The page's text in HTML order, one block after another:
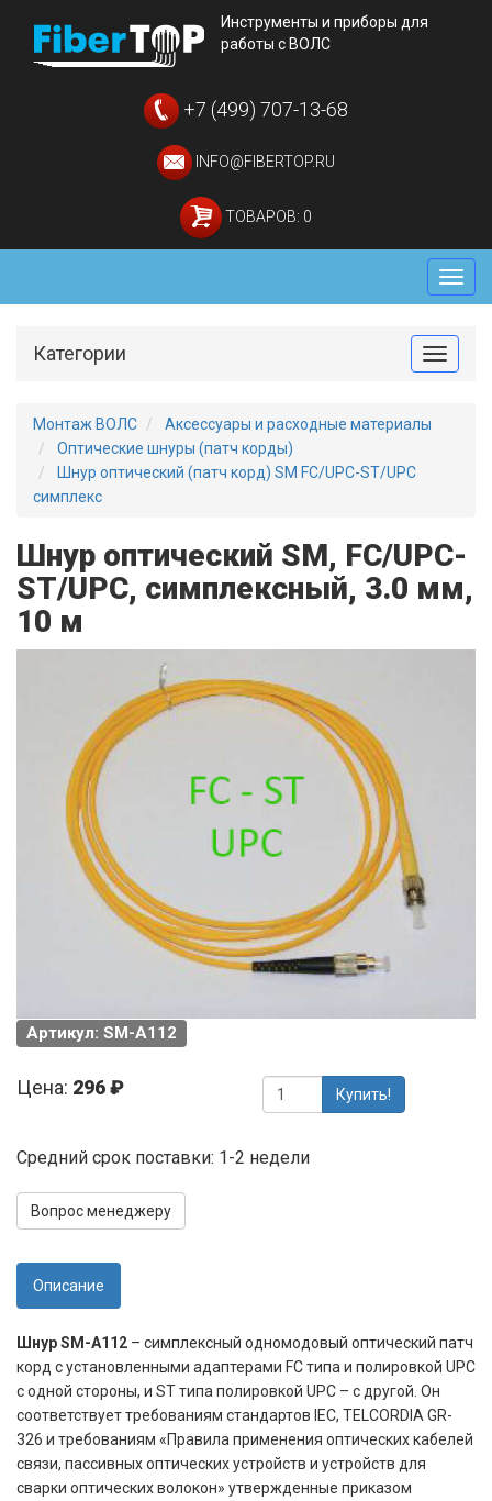
Инструменты и приборы для
работы с ВОЛС
+7 (499) 707-13-68
INFO@FIBERTOP.RU
ТОВАРОВ: 0
Меню
Toggle
Категории
Монтаж ВОЛС
Аксессуары и расходные материалы
Оптические шнуры (патч корды)
Шнур оптический (патч корд) SM FC/UPC-ST/UPC
симплекс
Шнур оптический SM, FC/UPC-
ST/UPC, симплексный, 3.0 мм,
10 м
Артикул: SM-A112
Цена: 296 ₽ Купить!
Средний срок поставки: 1-2 недели
Вопрос менеджеру
Описание
Шнур SM-A112 – симплексный одномодовый оптический патч
корд с установленными адаптерами FC типа и полировкой UPC
c одной стороны, и ST типа полировкой UPC – с другой. Он
соответствует требованиям стандартов IEC, TELCORDIA GR-
326 и требованиям «Правила применения оптических кабелей
связи, пассивных оптических устройств и устройств для
сварки оптических волокон» утвержденные приказом